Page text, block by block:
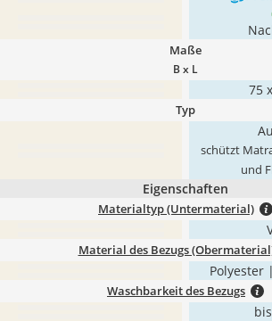
Maße
B x L
75
Typ
schützt
und
Eigenschaften
Materialtyp (Untermaterial)
Material des Bezugs
Polyester
Waschbarkeit des Bezugs